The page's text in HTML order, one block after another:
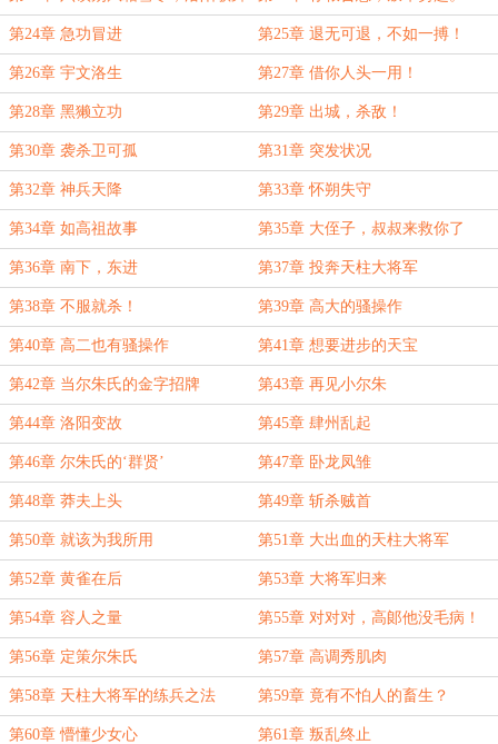
宫房暖
第24章 急功冒进 第25章 退无可退，不如一搏！
第26章 宇文洛生 第27章 借你人头一用！
第28章 黑獭立功 第29章 出城，杀敌！
第30章 袭杀卫可孤 第31章 突发状况
第32章 神兵天降 第33章 怀朔失守
第34章 如高祖故事 第35章 大侄子，叔叔来救你了
第36章 南下，东进 第37章 投奔天柱大将军
第38章 不服就杀！ 第39章 高大的骚操作
第40章 高二也有骚操作 第41章 想要进步的天宝
第42章 当尔朱氏的金字招牌 第43章 再见小尔朱
第44章 洛阳变故 第45章 肆州乱起
第46章 尔朱氏的‘群贤’ 第47章 卧龙凤雏
第48章 莽夫上头 第49章 斩杀贼首
第50章 就该为我所用 第51章 大出血的天柱大将军
第52章 黄雀在后 第53章 大将军归来
第54章 容人之量 第55章 对对对，高郞他没毛病！
第56章 定策尔朱氏 第57章 高调秀肌肉
第58章 天柱大将军的练兵之法 第59章 竟有不怕人的畜生？
第60章 懵懂少女心 第61章 叛乱终止